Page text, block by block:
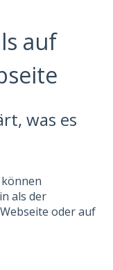
auf
was es
als der
oder auf